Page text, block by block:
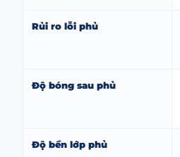
Rủi ro lỗi phủ
Độ bóng sau phủ
Độ bền lớp phủ